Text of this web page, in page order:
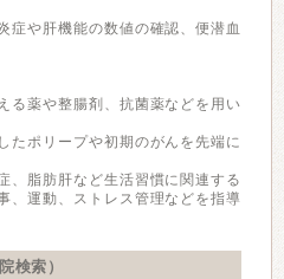
症や肝機能の数値の確認、便潜血
る薬や整腸剤、抗菌薬などを用い
たポリープや初期のがんを先端に
、脂肪肝など生活習慣に関連する
、運動、ストレス管理などを指導
検索）